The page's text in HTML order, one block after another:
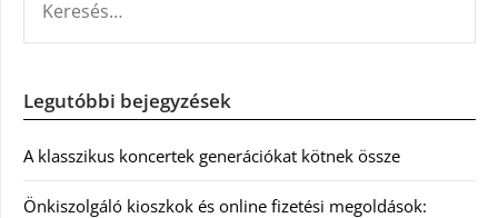
Legutóbbi bejegyzések
A klasszikus koncertek generációkat kötnek össze
Önkiszolgáló kioszkok és online fizetési megoldások: